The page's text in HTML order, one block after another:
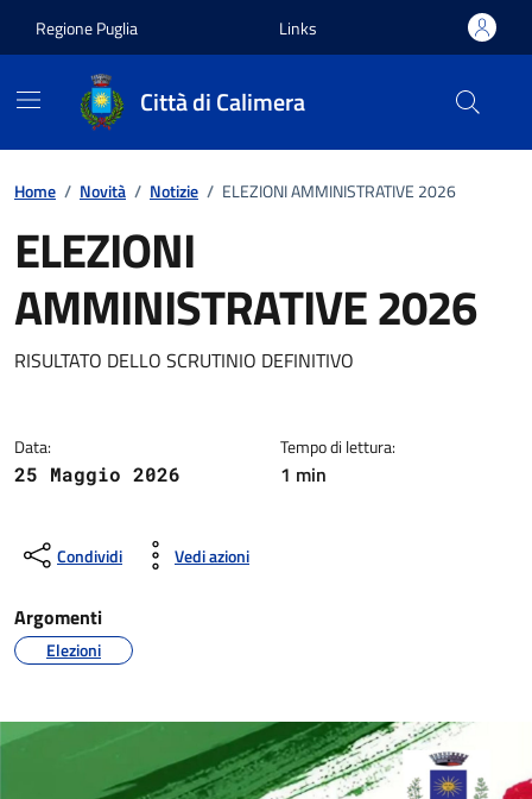
Regione Puglia Links
Città di Calimera
Home / Novità / Notizie / ELEZIONI AMMINISTRATIVE 2026
ELEZIONI
AMMINISTRATIVE 2026
Dettagli della notizia
RISULTATO DELLO SCRUTINIO DEFINITIVO
Data:
25 Maggio 2026
Tempo di lettura:
1 min
Condividi Vedi azioni
Argomenti
Elezioni